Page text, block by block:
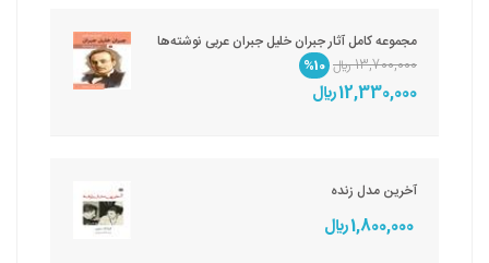
مجموعه کامل آثار جبران خلیل جبران عربی نوشته‌ها
13,700,000 ريال
%10
12,330,000 ريال
آخرین مدل زنده
1,800,000 ريال